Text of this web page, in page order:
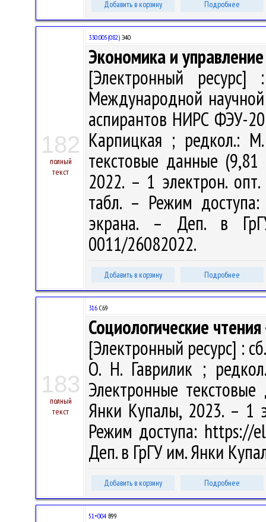
Добавить в корзину Подробнее
182
полный
текст
330:005(082) Э40
Экономика и
[Электронный
Международной
аспирантов НИРС ФЭУ-
Карпицкая ; редкол.:
текстовые данные
2022. – 1 электрон.
табл. – Режим
экрана. – Деп. в
0011/26082022.
Добавить в корзину Подробнее
183
полный
текст
316 С69
Социологические
[Электронный ресурс] :
О. Н. Гаврилик ;
Электронные
Янки Купалы, 2023. – 1
Режим доступа: https://
Деп. в ГрГУ им. Янки
Добавить в корзину Подробнее
51+004 B99